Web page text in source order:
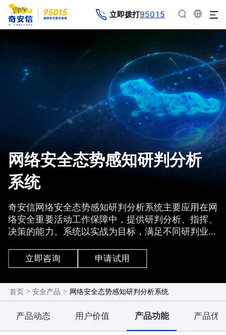
立即拨打95015
网络安全态势感知研判分析
系统
奇安信网络安全态势感知研判分析系统主要应用在网
络安全重要活动工作保障中，提供研判分析、指挥、
决策的能力。系统以实战为目标，满足不同研判业务
据、做研判、下指令、做总结等业务功能，为客户及
时掌握安全情况并快速进行决策提供帮助和支撑。在
做到精确打击、精准防控，更高效地提供安全保障能
力。
立即咨询 申请试用
首页 > 安全产品 > 网络安全态势感知研判分析系统
产品动态 用户价值 产品功能 产品优